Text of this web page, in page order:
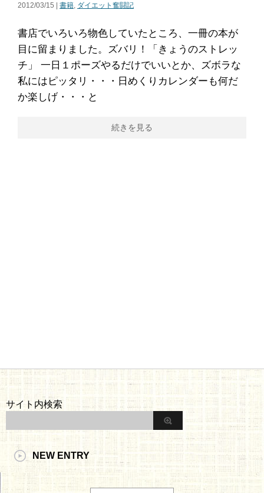
2012/03/15 | 書籍, ダイエット奮闘記
書店でいろいろ物色していたところ、一冊の本が
目に留まりました。ズバリ！「きょうのストレッ
チ」 一日１ポーズやるだけでいいとか、ズボラな
私にはピッタリ・・・日めくりカレンダーも何だ
か楽しげ・・・と
続きを見る
サイト内検索
NEW ENTRY